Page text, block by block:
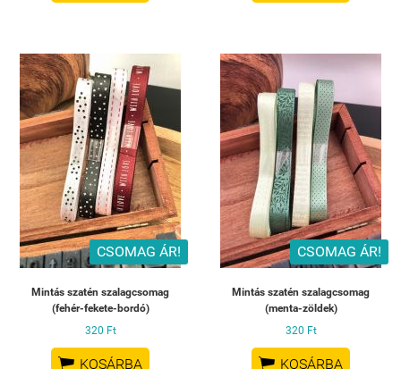
CSOMAG ÁR!
Mintás szatén szalagcsomag
(fehér-fekete-bordó)
320 Ft
 KOSÁRBA
CSOMAG ÁR!
Mintás szatén szalagcsomag
(menta-zöldek)
320 Ft
 KOSÁRBA